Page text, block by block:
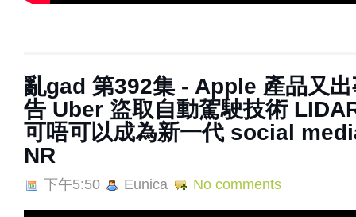
亂gad 第392集 - Apple 產品又
告 Uber 盜取自動駕駛技術
可唔可以成為新一代 social
NR
下午5:50 Eunica No comments